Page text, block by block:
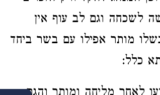
לשכחה וגם לב עוף אין
מותר אפילו עם בשר ביחד
כלל: